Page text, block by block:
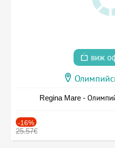
виж
Regina Mare -
-16%
25.57€